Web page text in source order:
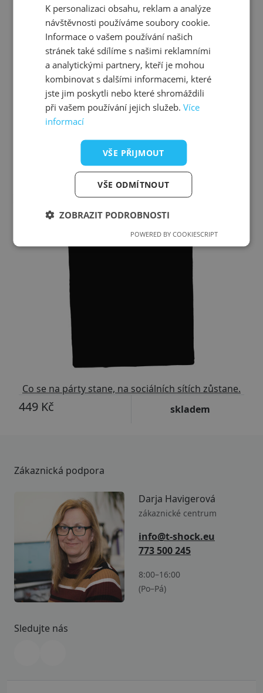
Co se na párty stane, na sociálních sítích zůstane.
449 Kč skladem
Přizpůsobitelný motiv
Co se na párty stane, na sociálních sítích zůstane.
449 Kč skladem
Zákaznická podpora
Darja Havigerová
zákaznické centrum
info@t-shock.eu
773 500 245
8:00–16:00
(Po–Pá)
Sledujte nás
K personalizaci obsahu, reklam a analýze
návštěvnosti používáme soubory cookie.
Informace o vašem používání našich
stránek také sdílíme s našimi reklamními
a analytickými partnery, kteří je mohou
kombinovat s dalšími informacemi, které
jste jim poskytli nebo které shromáždili
při vašem používání jejich služeb.Více
informací
VŠE PŘIJMOUT
VŠE ODMÍTNOUT
ZOBRAZIT PODROBNOSTI
POWERED BY COOKIESCRIPT